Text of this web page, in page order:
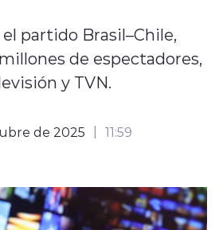
partido Brasil–Chile,
de espectadores,
y TVN.
de 2025 11:59